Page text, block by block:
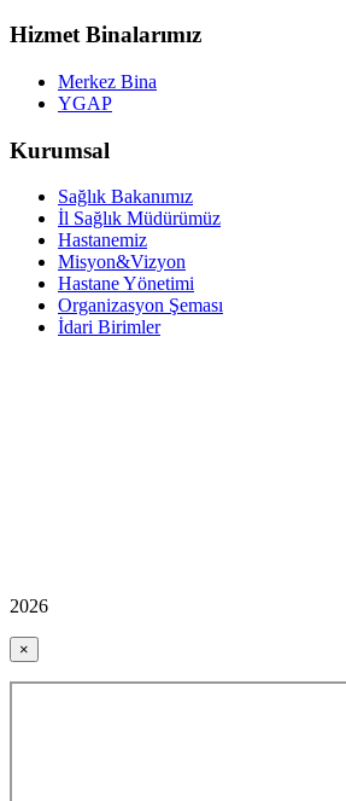
Hizmet Binalarımız
Merkez Bina
YGAP
Kurumsal
Sağlık Bakanımız
İl Sağlık Müdürümüz
Hastanemiz
Misyon&Vizyon
Hastane Yönetimi
Organizasyon Şeması
İdari Birimler
2026
×